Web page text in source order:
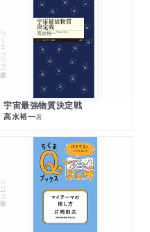
ちくまプリマー新書
宇宙最強物質決定戦
高水裕一著
シリーズ・全集